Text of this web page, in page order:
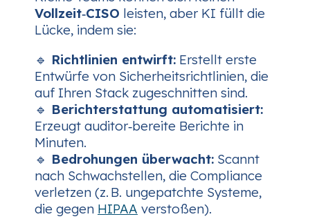
Vollzeit‑CISO leisten, aber KI füllt die
Lücke, indem sie:
🔹 Richtlinien entwirft: Erstellt erste
Entwürfe von Sicherheitsrichtlinien, die
auf Ihren Stack zugeschnitten sind.
🔹 Berichterstattung automatisiert:
Erzeugt auditor‑bereite Berichte in
Minuten.
🔹 Bedrohungen überwacht: Scannt
nach Schwachstellen, die Compliance
verletzen (z. B. ungepatchte Systeme,
die gegen HIPAA verstoßen).